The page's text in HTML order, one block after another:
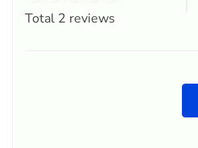
Total 2 reviews